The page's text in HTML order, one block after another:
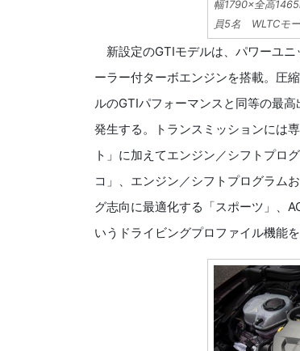
幅1790×全高
員5名 WLTCモ
新設定のGTIモデルは、パワーユ
ーラー付ターボエンジンを搭載。圧
ルのGTIパフォーマンスと同等の最
発生する。トランスミッションには
ト」に加えてエンジン／シフトプロ
コ」、エンジン／シフトプログラム
グ志向に最適化する「スポーツ」、
いうドライビングプロファイル機能を